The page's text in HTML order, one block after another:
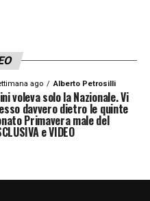
In prima
soprattutto
«Col senno del poi
ago Alberto Petrosilli
voleva solo la Nazionale. Vi
davvero dietro le quinte
Primavera male del
e VIDEO